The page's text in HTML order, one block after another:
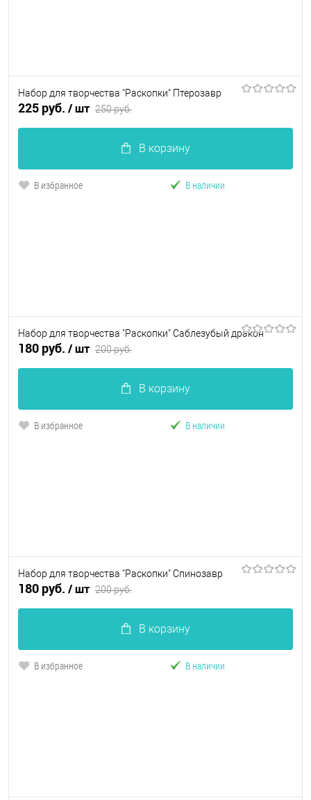
Набор для творчества "Раскопки" Птерозавр
225 руб. / шт 250 руб.
В корзину
В избранное В наличии
Набор для творчества "Раскопки" Саблезубый дракон
180 руб. / шт 200 руб.
В корзину
В избранное В наличии
Набор для творчества "Раскопки" Спинозавр
180 руб. / шт 200 руб.
В корзину
В избранное В наличии